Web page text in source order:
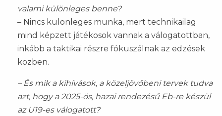
valami különleges benne?
– Nincs különleges munka, mert technikailag
mind képzett játékosok vannak a válogatottban,
inkább a taktikai részre fókuszálnak az edzések
közben.
– És mik a kihívások, a közeljövőbeni tervek tudva
azt, hogy a 2025-ös, hazai rendezésű Eb-re készül
az U19-es válogatott?